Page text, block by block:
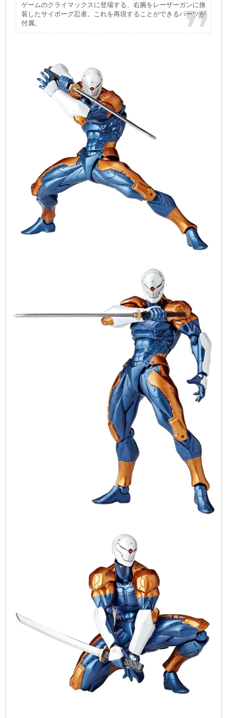
ゲームのクライマックスに登場する、右腕をレーザーガンに換
装したサイボーグ忍者。これを再現することができるパーツが
付属。